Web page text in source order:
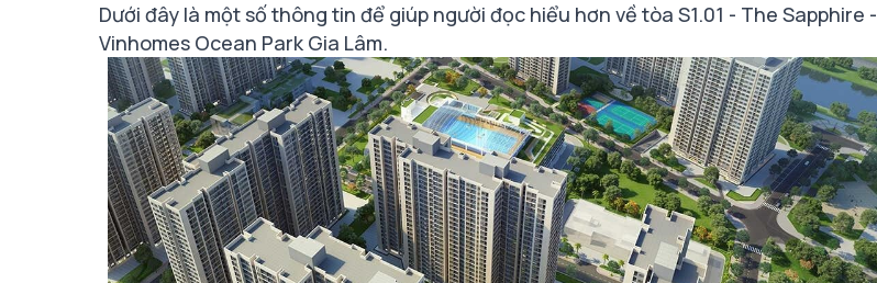
Dưới đây là một số thông tin để giúp người đọc hiểu hơn về tòa S1.01 - The Sapphire -
Vinhomes Ocean Park Gia Lâm.